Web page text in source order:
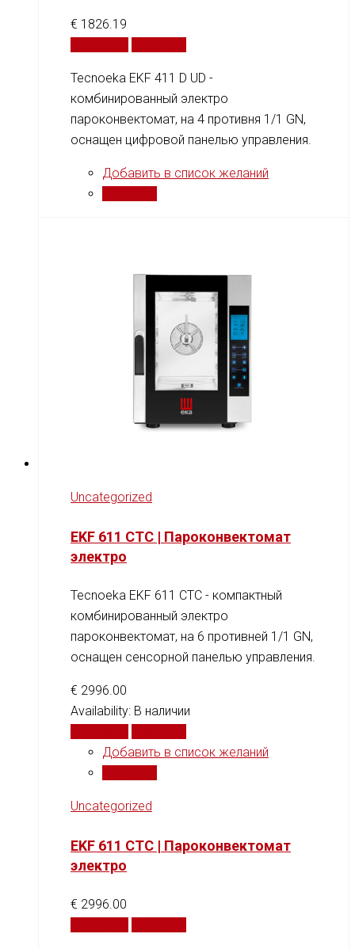
€ 1826.19
Tecnoeka EKF 411 D UD -
комбинированный электро
пароконвектомат, на 4 противня 1/1 GN,
оснащен цифровой панелью управления.
Добавить в список желаний
Uncategorized
EKF 611 CTC | Пароконвектомат
электро
Tecnoeka EKF 611 CTC - компактный
комбинированный электро
пароконвектомат, на 6 противней 1/1 GN,
оснащен сенсорной панелью управления.
€ 2996.00
Availability: В наличии
Добавить в список желаний
Uncategorized
EKF 611 CTC | Пароконвектомат
электро
€ 2996.00